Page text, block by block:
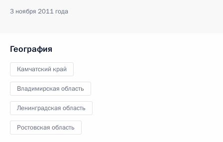
3 ноября 2011 года
География
Камчатский край
Владимирская область
Ленинградская область
Ростовская область